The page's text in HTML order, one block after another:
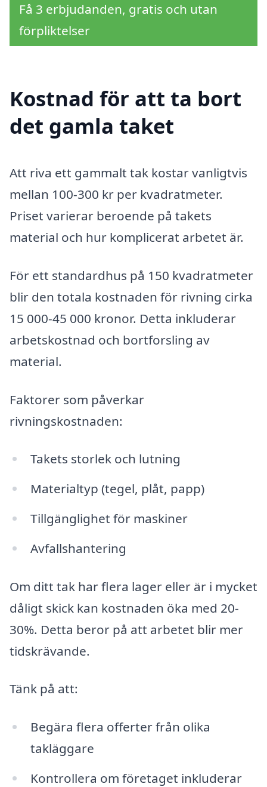
Få 3 erbjudanden, gratis och utan
förpliktelser
Kostnad för att ta bort
det gamla taket
Att riva ett gammalt tak kostar vanligtvis
mellan 100-300 kr per kvadratmeter.
Priset varierar beroende på takets
material och hur komplicerat arbetet är.
För ett standardhus på 150 kvadratmeter
blir den totala kostnaden för rivning cirka
15 000-45 000 kronor. Detta inkluderar
arbetskostnad och bortforsling av
material.
Faktorer som påverkar
rivningskostnaden:
Takets storlek och lutning
Materialtyp (tegel, plåt, papp)
Tillgänglighet för maskiner
Avfallshantering
Om ditt tak har flera lager eller är i mycket
dåligt skick kan kostnaden öka med 20-
30%. Detta beror på att arbetet blir mer
tidskrävande.
Tänk på att:
Begära flera offerter från olika
takläggare
Kontrollera om företaget inkluderar